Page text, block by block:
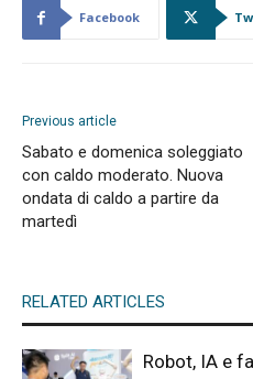
Facebook
Previous article
Sabato e domenica soleggiato
con caldo moderato. Nuova
ondata di caldo a partire da
martedì
RELATED ARTICLES
Robot, IA e